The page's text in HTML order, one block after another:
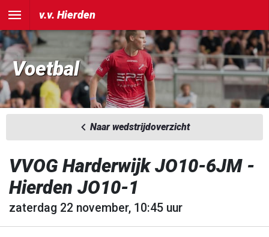
v.v. Hierden
Voetbal
Naar wedstrijdoverzicht
VVOG Harderwijk JO10-6JM -
Hierden JO10-1
zaterdag 22 november, 10:45 uur